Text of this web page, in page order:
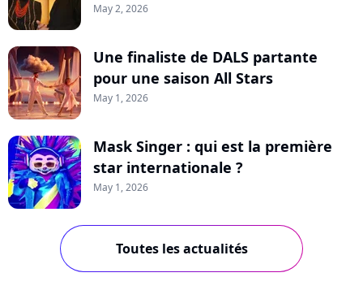
May 2, 2026
Une finaliste de DALS partante
pour une saison All Stars
May 1, 2026
Mask Singer : qui est la première
star internationale ?
May 1, 2026
Toutes les actualités